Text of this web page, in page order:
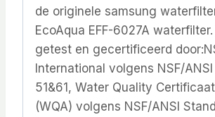
de originele samsung
EcoAqua EFF-6027A
getest en gecertificeerd
International volgens NSF/
51&61, Water Quality Certificaat
(WQA) volgens NSF/ANSI